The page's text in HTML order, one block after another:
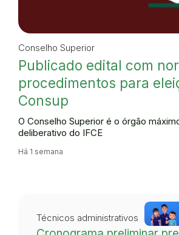
Conselho Superior
Publicado edital com
procedimentos para
Consup
O Conselho Superior é o órgão
deliberativo do IFCE
Há 1 semana
Técnicos administrativos